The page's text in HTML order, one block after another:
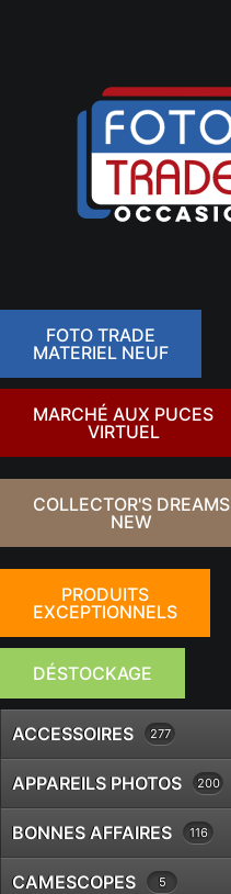
FOTO TRADE
MATERIEL NEUF
MARCHÉ AUX PUCES
VIRTUEL
COLLECTOR'S DREAMS
NEW
PRODUITS
EXCEPTIONNELS
DÉSTOCKAGE
ACCESSOIRES 277
APPAREILS PHOTOS 200
BONNES AFFAIRES 116
CAMESCOPES 5